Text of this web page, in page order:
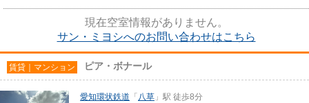
現在空室情報がありません。
サン・ミヨシへのお問い合わせはこちら
賃貸｜マンション ピア・ボナール
愛知環状鉄道 「 八草 」駅 徒歩8分